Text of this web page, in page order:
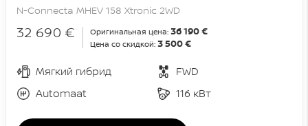
N-Connecta MHEV 158 Xtronic 2WD
32 690 € Оригинальная цена: 36 190 €
Цена со скидкой: 3 500 €
Мягкий гибрид
FWD
Automaat
116 кВт